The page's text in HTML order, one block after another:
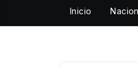
Inicio